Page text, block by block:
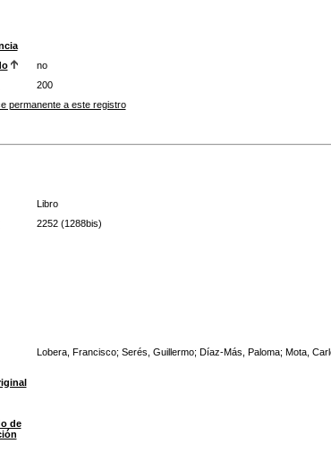
no
200
permanente a este registro
Libro
2252 (1288bis)
Lobera, Francisco; Serés, Guillermo; Díaz-Más, Paloma; Mota,
de